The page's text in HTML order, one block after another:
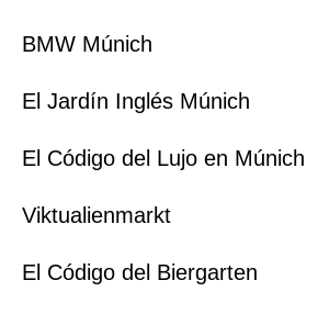
BMW Múnich
El Jardín Inglés Múnich
El Código del Lujo en Múnich
Viktualienmarkt
El Código del Biergarten